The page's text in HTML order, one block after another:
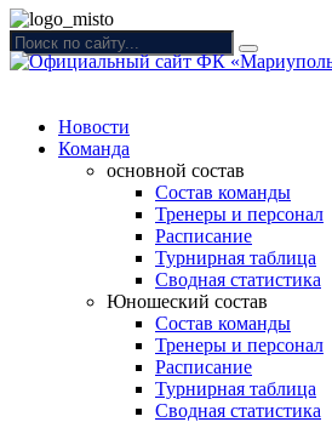
Новости
Команда
основной состав
Состав команды
Тренеры и персонал
Расписание
Турнирная таблица
Сводная статистика
Юношеский состав
Состав команды
Тренеры и персонал
Расписание
Турнирная таблица
Сводная статистика